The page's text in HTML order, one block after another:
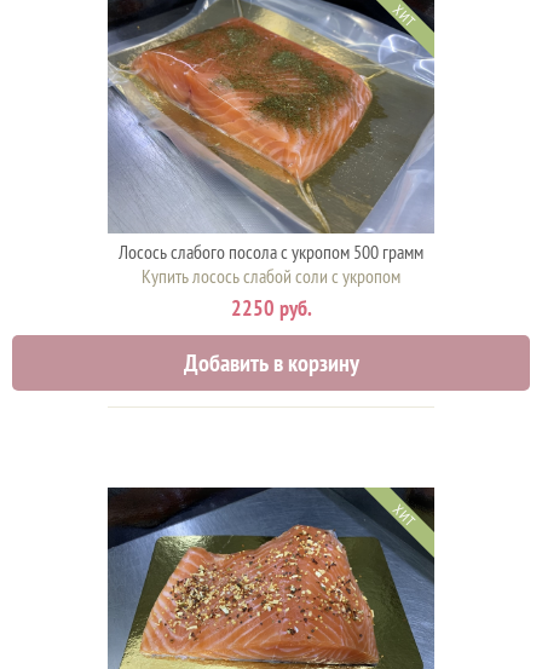
ХИТ
Лосось слабого посола с укропом 500 грамм
Купить лосось слабой соли с укропом
2250 руб.
Добавить в корзину
ХИТ